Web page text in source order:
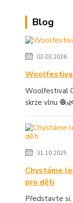
Blog
02.03.2026
Woolfestival
skrze vlnu 🧶🌿
31.10.2025
Chystáme
pro děti
Představte